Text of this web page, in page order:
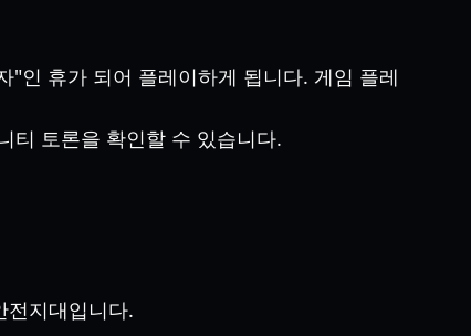
인 휴가 되어 플레이하게 됩니다. 게임 플레
티 토론을 확인할 수 있습니다.
전지대입니다.